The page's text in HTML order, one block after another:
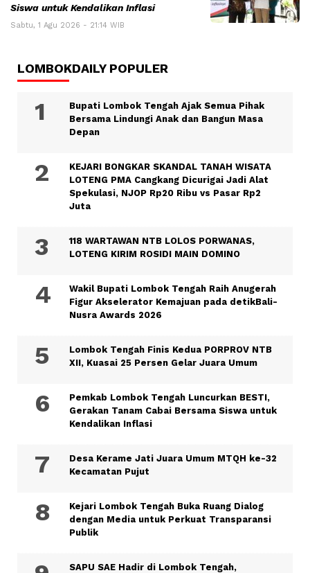
Siswa untuk Kendalikan Inflasi
Sabtu, 1 Agu 2026 - 21:14 WIB
LOMBOKDAILY POPULER
Bupati Lombok Tengah Ajak Semua Pihak
Bersama Lindungi Anak dan Bangun Masa
Depan
KEJARI BONGKAR SKANDAL TANAH WISATA
LOTENG PMA Cangkang Dicurigai Jadi Alat
Spekulasi, NJOP Rp20 Ribu vs Pasar Rp2
Juta
118 WARTAWAN NTB LOLOS PORWANAS,
LOTENG KIRIM ROSIDI MAIN DOMINO
Wakil Bupati Lombok Tengah Raih Anugerah
Figur Akselerator Kemajuan pada detikBali-
Nusra Awards 2026
Lombok Tengah Finis Kedua PORPROV NTB
XII, Kuasai 25 Persen Gelar Juara Umum
Pemkab Lombok Tengah Luncurkan BESTI,
Gerakan Tanam Cabai Bersama Siswa untuk
Kendalikan Inflasi
Desa Kerame Jati Juara Umum MTQH ke-32
Kecamatan Pujut
Kejari Lombok Tengah Buka Ruang Dialog
dengan Media untuk Perkuat Transparansi
Publik
SAPU SAE Hadir di Lombok Tengah,